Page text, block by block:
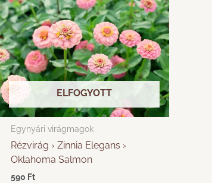
ELFOGYOTT
Egynyári virágmagok
Rézvirág › Zinnia Elegans ›
Oklahoma Salmon
590 Ft